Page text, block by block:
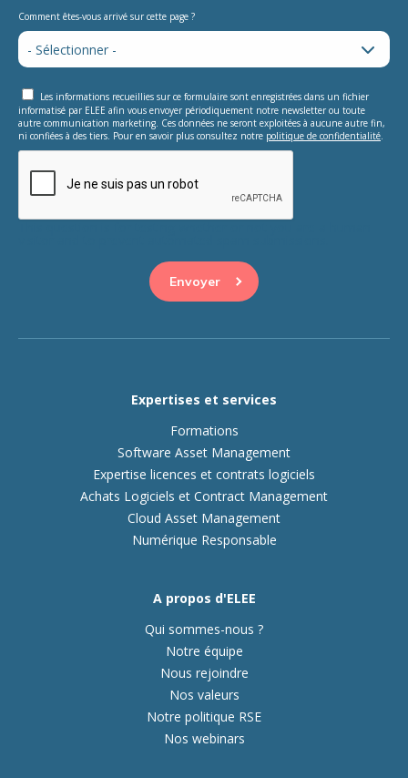
Comment êtes-vous arrivé sur cette page ?
Les informations recueillies sur ce formulaire sont enregistrées dans un fichier
informatisé par ELEE afin vous envoyer périodiquement notre newsletter ou toute
autre communication marketing. Ces données ne seront exploitées à aucune autre fin,
ni confiées à des tiers. Pour en savoir plus consultez notre politique de confidentialité.
Expertises et services
Formations
Software Asset Management
Expertise licences et contrats logiciels
Achats Logiciels et Contract Management
Cloud Asset Management
Numérique Responsable
A propos d'ELEE
Qui sommes-nous ?
Notre équipe
Nous rejoindre
Nos valeurs
Notre politique RSE
Nos webinars